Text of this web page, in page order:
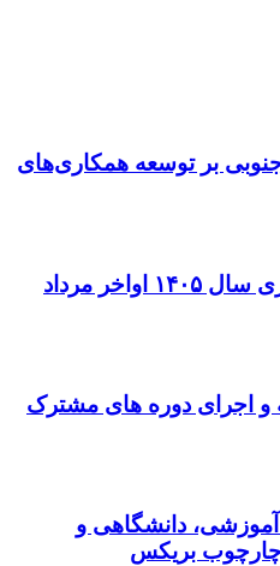
جنوبی بر توسعه همکاری‌های
نتایج نهایی آزمون دکتری سال ۱۴۰۵ اواخر مرداد
و اجرای دوره های مشترک
دانشگاهی و
بریکس